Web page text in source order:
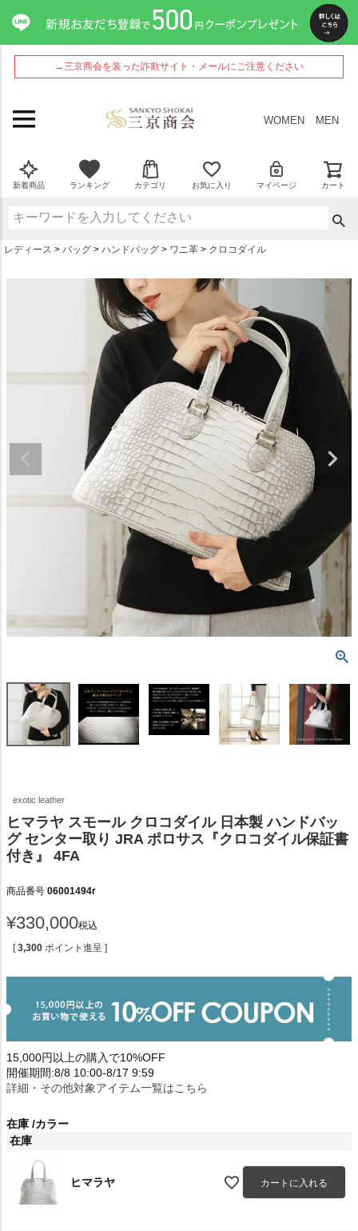
→三京商会を装った詐欺サイト・メールにご注意ください
WOMEN MEN
新着商品 ランキング カテゴリ お気に入り マイページ カート
レディース バッグ ハンドバッグ ワニ革 クロコダイル
exotic leather
ヒマラヤ スモール クロコダイル 日本製 ハンドバッ
グ センター取り JRA ポロサス『クロコダイル保証書
付き』 4FA
商品番号 06001494r
¥330,000税込
[ 3,300 ポイント進呈 ]
15,000円以上の購入で10%OFF
開催期間:8/8 10:00-8/17 9:59
詳細・その他対象アイテム一覧はこちら
在庫 カラー
在庫
ヒマラヤ カートに入れる
ペー
ジト
ップ
へ